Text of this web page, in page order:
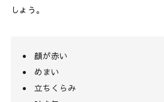
しょう。
顔が赤い
めまい
立ちくらみ